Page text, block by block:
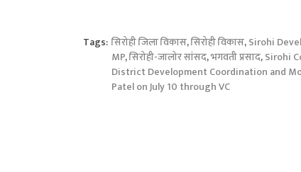
Tags: सिरोही जिला विकास,सिरोही विकास,Sirohi
MP,सिरोही-जालोर सांसद,भगवती प्रसाद,Sirohi
District Development Coordination and
Patel on July 10 through VC